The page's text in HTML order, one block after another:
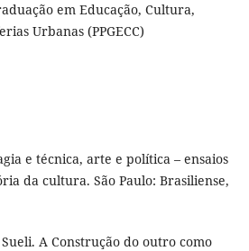
em Educação, Cultura,
Urbanas (PPGECC)
e técnica, arte e política – ensaios
da cultura. São Paulo: Brasiliense,
A Construção do outro como